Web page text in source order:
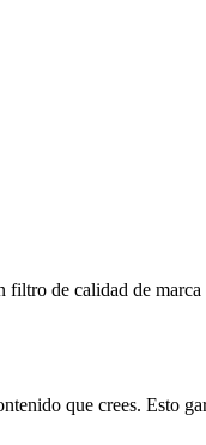
filtro de calidad de
que crees. Esto